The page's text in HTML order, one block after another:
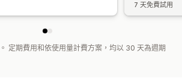
7 天免費試用
定期費用和依使用量計費方案，均以 30 天為週期